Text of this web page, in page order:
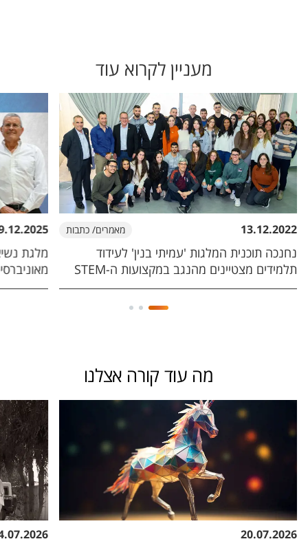
מעניין לקרוא עוד
13.12.2022 מאמרים/ כתבות
נחנכה תוכנית המלגות 'עמיתי בנין' לעידוד
תלמידים מצטיינים מהנגב במקצועות ה-STEM
מלגת
מה עוד קורה אצלנו
20.07.2026